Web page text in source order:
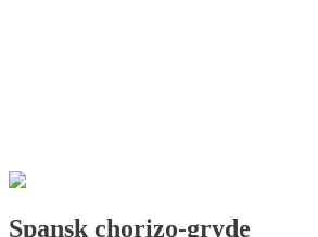
Spansk chorizo-gryde